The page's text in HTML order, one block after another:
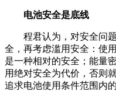
电池安全是底线
程君认为，对安全问
全，再考虑滥用安全：使
是一种相对的安全；能量
用绝对安全为代价，否则
追求电池使用条件范围内